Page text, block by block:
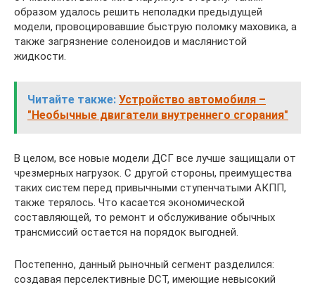
образом удалось решить неполадки предыдущей
модели, провоцировавшие быструю поломку маховика, а
также загрязнение соленоидов и маслянистой
жидкости.
Читайте также: Устройство автомобиля –
"Необычные двигатели внутреннего сгорания"
В целом, все новые модели ДСГ все лучше защищали от
чрезмерных нагрузок. С другой стороны, преимущества
таких систем перед привычными ступенчатыми АКПП,
также терялось. Что касается экономической
составляющей, то ремонт и обслуживание обычных
трансмиссий остается на порядок выгодней.
Постепенно, данный рыночный сегмент разделился:
создавая перселективные DCT, имеющие невысокий